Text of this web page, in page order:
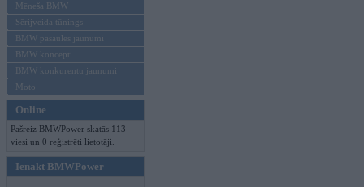
Mēneša BMW
Sērijveida tūnings
BMW pasaules jaunumi
BMW koncepti
BMW konkurentu jaunumi
Moto
Online
Pašreiz BMWPower skatās 113
viesi un 0 reģistrēti lietotāji.
Ienākt BMWPower